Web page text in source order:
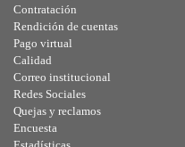
Contratación
Rendición de cuentas
Pago virtual
Calidad
Correo institucional
Redes Sociales
Quejas y reclamos
Encuesta